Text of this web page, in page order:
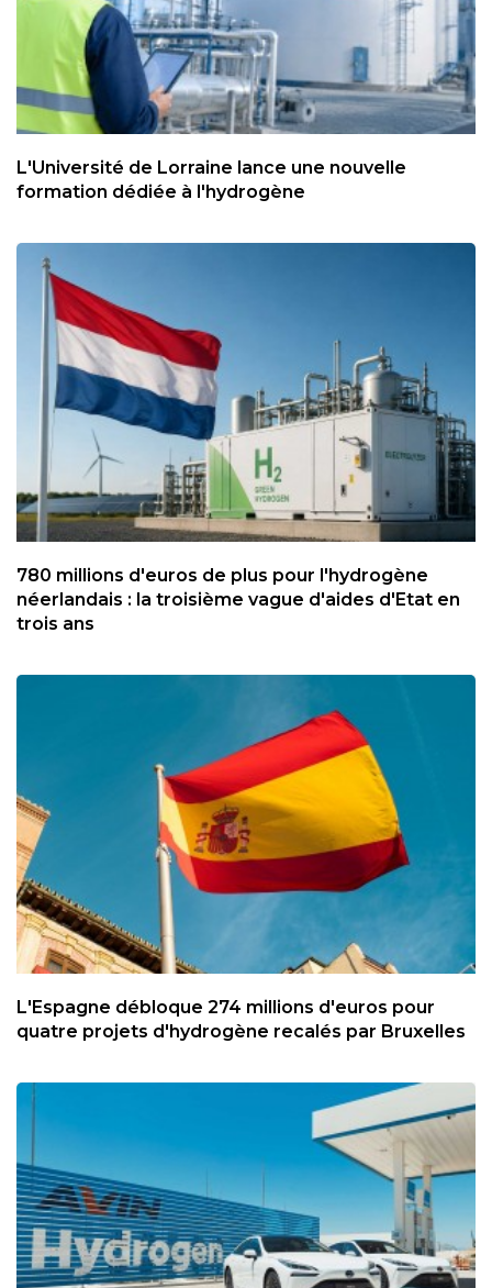
L'Université de Lorraine lance une nouvelle
formation dédiée à l'hydrogène
780 millions d'euros de plus pour l'hydrogène
néerlandais : la troisième vague d'aides d'Etat en
trois ans
L'Espagne débloque 274 millions d'euros pour
quatre projets d'hydrogène recalés par Bruxelles